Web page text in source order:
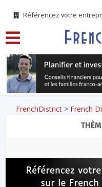
Référencez votre
FrenchDistrict > French